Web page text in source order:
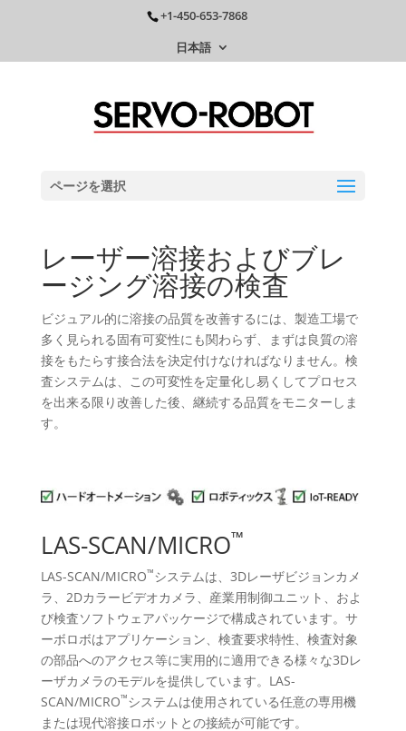
+1-450-653-7868
日本語
ページを選択
レーザー溶接およびブレ
ージング溶接の検査
ビジュアル的に溶接の品質を改善するには、製造工場で
多く見られる固有可変性にも関わらず、まずは良質の溶
接をもたらす接合法を決定付けなければなりません。検
査システムは、この可変性を定量化し易くしてプロセス
を出来る限り改善した後、継続する品質をモニターしま
す。
LAS-SCAN/MICRO™
LAS-SCAN/MICRO™システムは、3Dレーザビジョンカメ
ラ、2Dカラービデオカメラ、産業用制御ユニット、およ
び検査ソフトウェアパッケージで構成されています。サ
ーボロボはアプリケーション、検査要求特性、検査対象
の部品へのアクセス等に実用的に適用できる様々な3Dレ
ーザカメラのモデルを提供しています。LAS-
SCAN/MICRO™システムは使用されている任意の専用機
または現代溶接ロボットとの接続が可能です。